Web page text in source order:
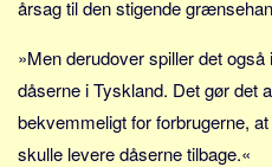
Tekstannoncer
Hjælp
årsag til den stigende
»Men derudover spiller det
dåserne i Tyskland. Det gør det
bekvemmeligt for forbrugerne,
skulle levere dåserne tilbage.«